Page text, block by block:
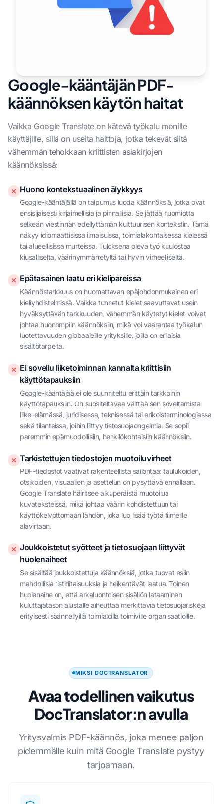
Google-kääntäjän PDF-
käännöksen käytön haitat
Vaikka Google Translate on kätevä työkalu monille
käyttäjille, sillä on useita haittoja, jotka tekevät siitä
vähemmän tehokkaan kriittisten asiakirjojen
käännöksissä:
Huono kontekstuaalinen älykkyys
Google-kääntäjällä on taipumus luoda käännöksiä, jotka ovat
ensisijaisesti kirjaimellisia ja pinnallisia. Se jättää huomiotta
selkeän viestinnän edellyttämän kulttuurisen kontekstin. Tämä
näkyy idiomaattisissa ilmaisuissa, toimialakohtaisessa kielessä
tai alueellisissa murteissa. Tuloksena oleva työ kuulostaa
kiusalliselta, väärinymmärretyltä tai hyvin virheelliseltä.
Epätasainen laatu eri kielipareissa
Käännöstarkkuus on huomattavan epäjohdonmukainen eri
kieliyhdistelmissä. Vaikka tunnetut kielet saavuttavat usein
hyväksyttävän tarkkuuden, vähemmän käytetyt kielet voivat
johtaa huonompiin käännöksiin, mikä voi vaarantaa työkalun
luotettavuuden globaaleille yrityksille, joilla on erilaisia
sisältötarpeita.
Ei sovellu liiketoiminnan kannalta kriittisiin
käyttötapauksiin
Google-kääntäjää ei ole suunniteltu erittäin tarkkoihin
käyttötapauksiin. On suositeltavaa välttää sen soveltamista
liike-elämässä, juridisessa, teknisessä tai erikoisterminologiassa
sekä tilanteissa, joihin liittyy tietosuojaongelmia. Se sopii
paremmin epämuodollisiin, henkilökohtaisiin käännöksiin.
Tarkistettujen tiedostojen muotoiluvirheet
PDF-tiedostot vaativat rakenteellista säilöntää: taulukoiden,
otsikoiden, visuaalien ja asettelun on pysyttävä ennallaan.
Google Translate häiritsee alkuperäistä muotoilua
kuvateksteissä, mikä johtaa väärin kohdistettuun tai
käyttökelvottomaan lähdön, joka luo lisää työtä tiimeille
alavirtaan.
Joukkoistetut syötteet ja tietosuojaan liittyvät
huolenaiheet
Se sisältää joukkoistettuja käännöksiä, jotka tuovat esiin
mahdollisia ristiriitaisuuksia ja heikentävät laatua. Toinen
huolenaihe on, että arkaluontoisen sisällön lataaminen
kuluttajatason alustalle aiheuttaa merkittäviä tietosuojariskejä
erityisesti säännellyillä toimialoilla toimiville organisaatioille.
MIKSI DOCTRANSLATOR
Avaa todellinen vaikutus
DocTranslator:n avulla
Yritysvalmis PDF-käännös, joka menee paljon
pidemmälle kuin mitä Google Translate pystyy
tarjoamaan.